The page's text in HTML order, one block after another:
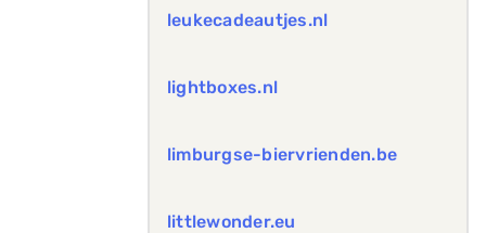
leukecadeautjes.nl
lightboxes.nl
limburgse-biervrienden.be
littlewonder.eu